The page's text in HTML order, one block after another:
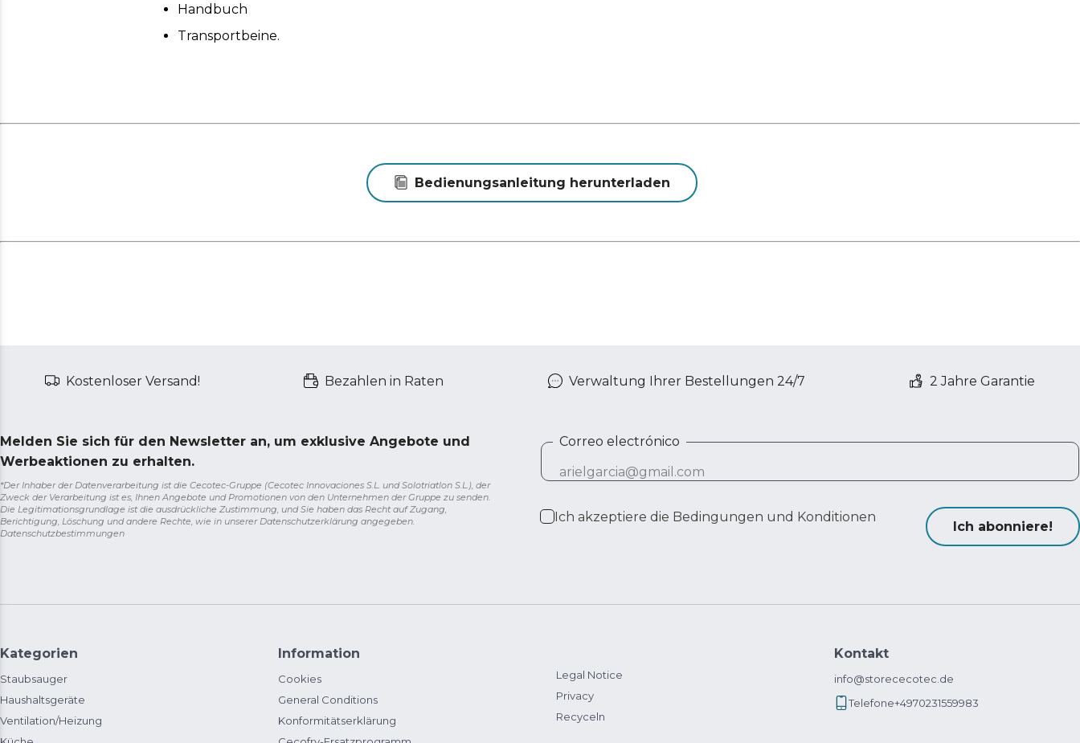
Handbuch
Transportbeine.
Bedienungsanleitung herunterladen
Kostenloser Versand! Bezahlen in Raten Verwaltung Ihrer Bestellungen 24/7 2 Jahre Garantie
Melden Sie sich für den Newsletter an, um exklusive Angebote und
Werbeaktionen zu erhalten.
*Der Inhaber der Datenverarbeitung ist die Cecotec-Gruppe (Cecotec Innovaciones S.L. und Solotriatlon S.L.), der
Zweck der Verarbeitung ist es, Ihnen Angebote und Promotionen von den Unternehmen der Gruppe zu senden.
Die Legitimationsgrundlage ist die ausdrückliche Zustimmung, und Sie haben das Recht auf Zugang,
Berichtigung, Löschung und andere Rechte, wie in unserer Datenschutzerklärung angegeben.
Datenschutzbestimmungen
Correo electrónico
Ich akzeptiere die Bedingungen und Konditionen
Ich abonniere!
Kategorien
Staubsauger
Haushaltsgeräte
Ventilation/Heizung
Information
Cookies
General Conditions
Konformitätserklärung
Legal Notice
Privacy
Recyceln
Kontakt
info@storececotec.de
Telefone+4970231559983